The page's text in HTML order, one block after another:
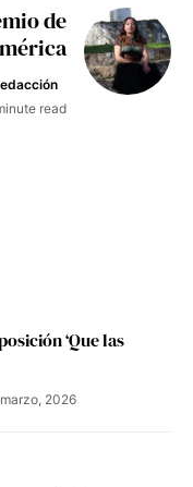
de
read
‘Que las
2026